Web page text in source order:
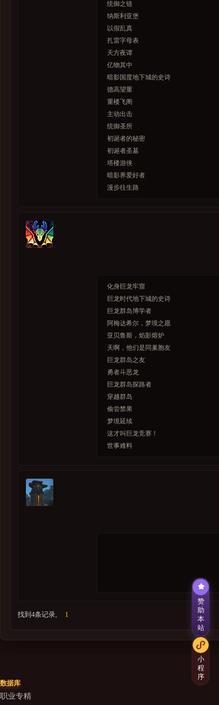
统御之链
纳斯利亚堡
以假乱真
扎雷字母表
天方夜谭
亿物其中
暗影国度地下城的史诗
德高望重
重楼飞阁
主动出击
统御圣所
初诞者的秘密
初诞者圣墓
塔楼游侠
暗影界爱好者
漫步往生路
化身巨龙牢窟
巨龙时代地下城的史诗
巨龙群岛博学者
阿梅达希尔，梦境之愿
亚贝鲁斯，焰影熔炉
天啊，他们是同巢胞友
巨龙群岛之友
勇者斗恶龙
巨龙群岛探路者
穿越群岛
偷尝禁果
梦境延续
这才叫巨龙竞赛！
世事难料
找到4条记录, 1
数据库
职业专精
赞
助
本
站
小
程
序